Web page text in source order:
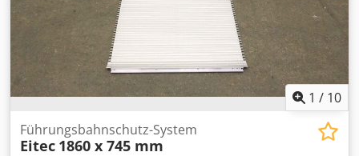
1 / 10
Führungsbahnschutz-System
Eitec 1860 x 745 mm